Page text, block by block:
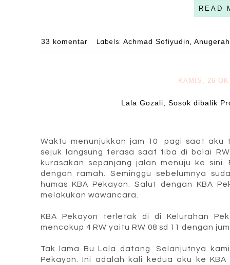
READ
33 komentar Labels:Achmad Sofiyudin,
KAMIS, 26
Lala Gozali, Sosok dibalik
Waktu menunjukkan jam 10 pagi saat aku
sejuk langsung terasa saat tiba di balai
kurasakan sepanjang jalan menuju ke
dengan ramah. Seminggu sebelumnya
humas KBA Pekayon. Salut dengan KBA
melakukan wawancara.
KBA Pekayon terletak di di Kelurahan
mencakup 4 RW yaitu RW 08 sd 11 dengan
Tak lama Bu Lala datang. Selanjutnya
Pekayon. Ini adalah kali kedua aku ke